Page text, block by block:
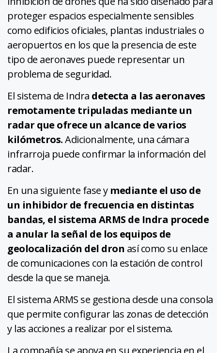
proteger espacios especialmente sensibles
como edificios oficiales, plantas industriales o
aeropuertos en los que la presencia de este
tipo de aeronaves puede representar un
problema de seguridad.
El sistema de Indra detecta a las aeronaves
remotamente tripuladas mediante un
radar que ofrece un alcance de varios
kilómetros.Adicionalmente, una cámara
infrarroja puede confirmar la información del
radar.
En una siguiente fase ymediante el uso de
un inhibidor de frecuencia en distintas
bandas, el sistema ARMS de Indra procede
a anular la señal de los equipos de
geolocalización del dron así como su enlace
de comunicaciones con la estación de control
desde la que se maneja.
El sistema ARMS se gestiona desde una consola
que permite configurar las zonas de detección
y las acciones a realizar por el sistema.